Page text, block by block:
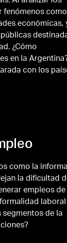
fenómenos
económicas,
¿Cómo
en la
con los
como la
la dificultad
empleos de
laboral
segmentos de la